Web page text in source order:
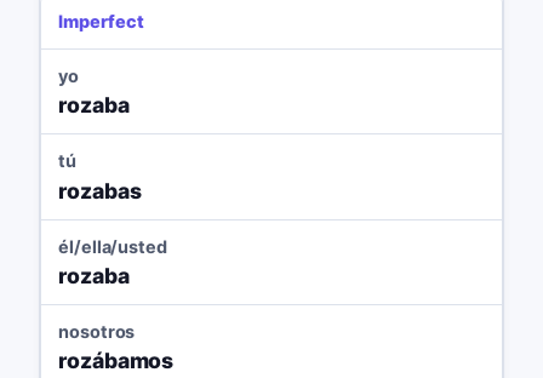
Imperfect
yo
rozaba
tú
rozabas
él/ella/usted
rozaba
nosotros
rozábamos